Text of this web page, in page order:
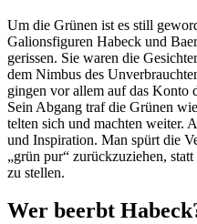
Um die Grünen ist es still
Galions­fi­guren Habeck und
gerissen. Sie waren die
dem Nimbus des
gingen vor allem auf das Konto
Sein Abgang traf die Grünen
telten sich und machten weiter.
und Inspi­ration. Man spürt die
„grün pur“ zurück­zu­ziehen,
zu stellen.
Wer beerbt